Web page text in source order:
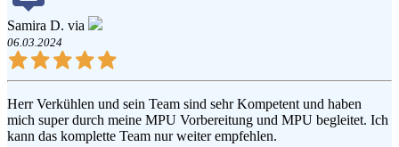
Samira D. via
06.03.2024
Herr Verkühlen und sein Team sind sehr Kompetent und haben
mich super durch meine MPU Vorbereitung und MPU begleitet. Ich
kann das komplette Team nur weiter empfehlen.